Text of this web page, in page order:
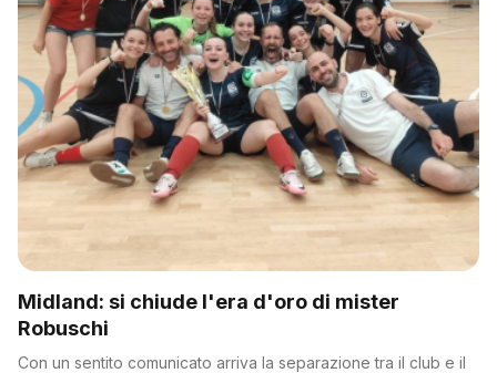
Midland: si chiude l'era d'oro di mister
Robuschi
Con un sentito comunicato arriva la separazione tra il club e il